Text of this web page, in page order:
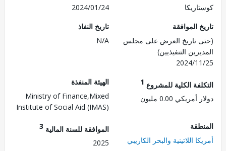
2024/01/24
الموافقة
تاريخ العرض على مجلس
التنفيذيين)
2024/
تاريخ النفاذ
N/A
الكلية للمشروع1
0.00 مليون
الهيئة المنفذة
Ministry of Finance,Mixed
Institute of Social Aid (IMAS)
اللاتينية والبحر الكاريبي
الموافقة للسنة المالية3
2025